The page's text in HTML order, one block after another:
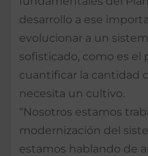
desarrollo a ese
evolucionar a un
sofisticado, como es el
cuantificar la cantidad
necesita un cultivo.
“Nosotros estamos
modernización del
estamos hablando de